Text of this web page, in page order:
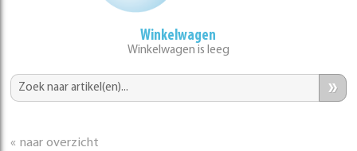
Winkelwagen
Winkelwagen is leeg
»
« naar overzicht